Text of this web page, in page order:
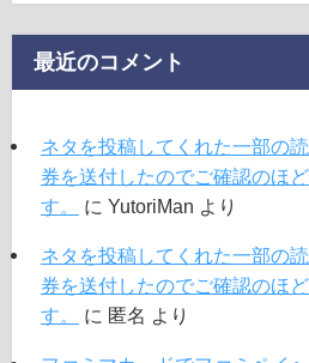
最近のコメント
ネタを投稿してくれた一部の
券を送付したのでご確認のほ
す。
に YutoriMan より
ネタを投稿してくれた一部の
券を送付したのでご確認のほ
す。
に 匿名 より